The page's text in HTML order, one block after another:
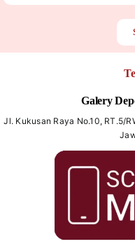
Galery
Jl. Kukusan Raya No.10, RT.5/